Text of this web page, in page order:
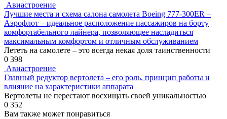
Авиастроение
Лучшие места и схема салона самолета Boeing 777-300ER –
Аэрофлот – идеальное расположение пассажиров на борту
комфортабельного лайнера, позволяющее насладиться
максимальным комфортом и отличным обслуживанием
Лететь на самолете – это всегда некая доля таинственности
0 398
Авиастроение
Главный редуктор вертолета – его роль, принцип работы и
влияние на характеристики аппарата
Вертолеты не перестают восхищать своей уникальностью
0 352
Вам также может понравиться